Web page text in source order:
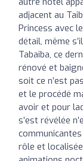
adjacent au
Princess avec
détail, même
Tabaiba, ce
rénové et
soit ce n’est
et le procédé
avoir et pour
s’est révélée
rôle et